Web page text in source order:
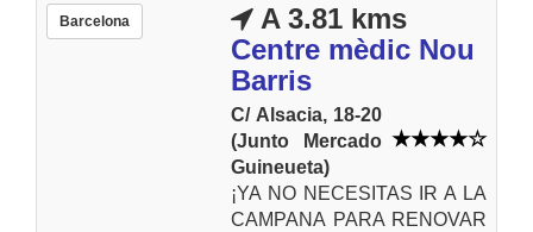
Barcelona
A 3.81 kms
Centre mèdic Nou
Barris
C/ Alsacia, 18-20
(Junto Mercado
Guineueta)
¡YA NO NECESITAS IR A LA
CAMPANA PARA RENOVAR